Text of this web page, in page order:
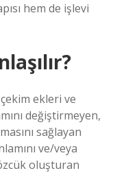
hem de işlevi
ekleri ve
değiştirmeyen,
sağlayan
ve/veya
oluşturan